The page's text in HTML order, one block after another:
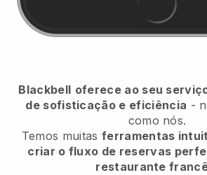
Blackbell oferece ao seu
de sofisticação e eficiência -
como nós.
Temos muitas ferramentas
criar o fluxo de reservas
restaurante